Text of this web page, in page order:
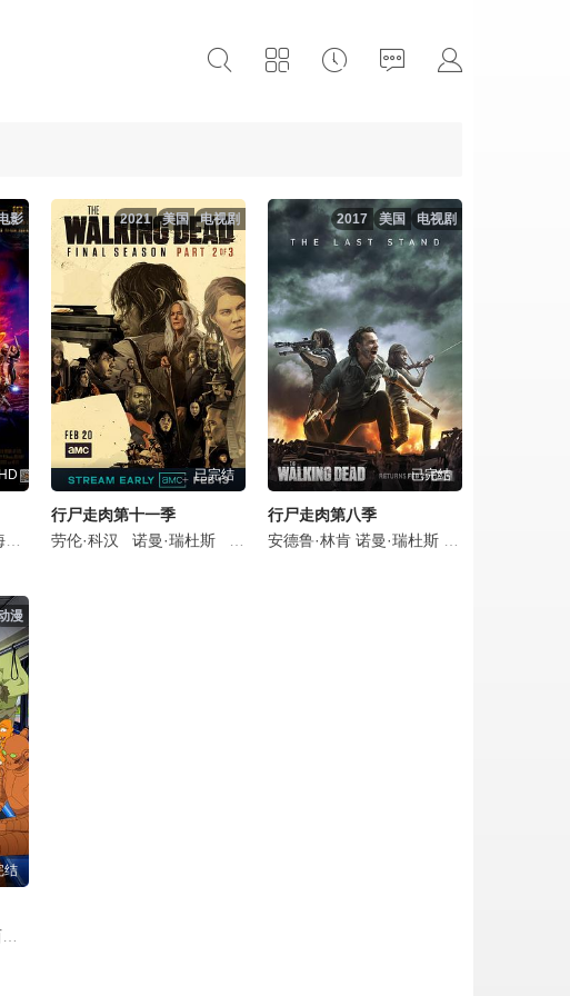
迈克尔·约翰斯顿
克兰西·布朗 格蕾·德丽斯勒 克里斯·迪亚曼托普洛斯 马克·哈米尔
莉安·雅各布斯 杰森·曼楚克斯 格蕾·德丽斯勒 凯文·迈克尔·理查德森
影
HD
克里斯·埃文斯 马克·鲁弗洛 乔什·布洛林 佐伊·索尔达娜
电视剧
美国
2021
已完结
行尸走肉第十一季
劳伦·科汉
诺曼·瑞杜斯 梅丽莎·麦克布莱德 克里斯蒂·瑟拉图斯
电视剧
美国
2017
已完结
行尸走肉第八季
安德鲁·林肯 诺曼·瑞杜斯
图斯
莉安·雅各布斯
漫
结